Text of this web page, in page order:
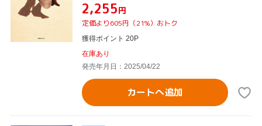
¥2,255円
定価より605円（21%）おトク
獲得ポイント 20P
在庫あり
発売年月日：2025/04/22
カートへ追加